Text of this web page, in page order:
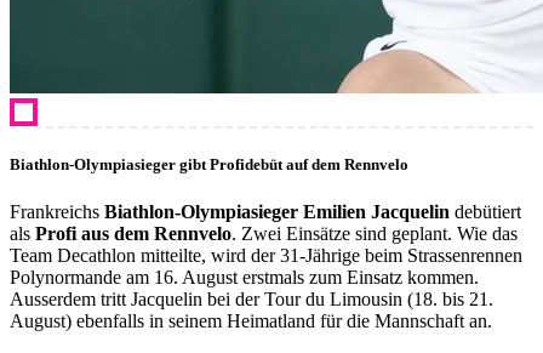
Biathlon-Olympiasieger gibt Profidebüt auf dem Rennvelo
Frankreichs Biathlon-Olympiasieger Emilien Jacquelin debütiert
als Profi aus dem Rennvelo. Zwei Einsätze sind geplant. Wie das
Team Decathlon mitteilte, wird der 31-Jährige beim Strassenrennen
Polynormande am 16. August erstmals zum Einsatz kommen.
Ausserdem tritt Jacquelin bei der Tour du Limousin (18. bis 21.
August) ebenfalls in seinem Heimatland für die Mannschaft an.